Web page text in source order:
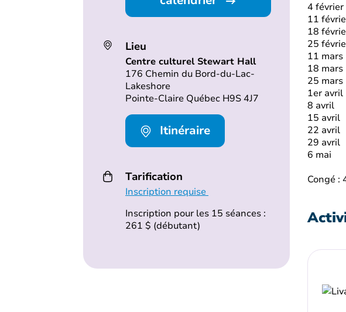
Lieu
Centre culturel Stewart Hall
176 Chemin du Bord-du-Lac-
Lakeshore
Pointe-Claire Québec H9S 4J7
Itinéraire
Tarification
Inscription requise
Inscription pour les 15 séances :
261 $ (débutant)
4 février
11
18
25
11 mars
18 mars
25 mars
1er avril
8 avril
15 avril
22 avril
29 avril
6 mai
Congé :